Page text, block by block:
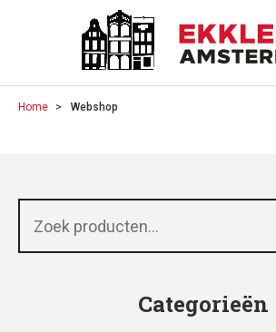
Home Webshop
Categorieën